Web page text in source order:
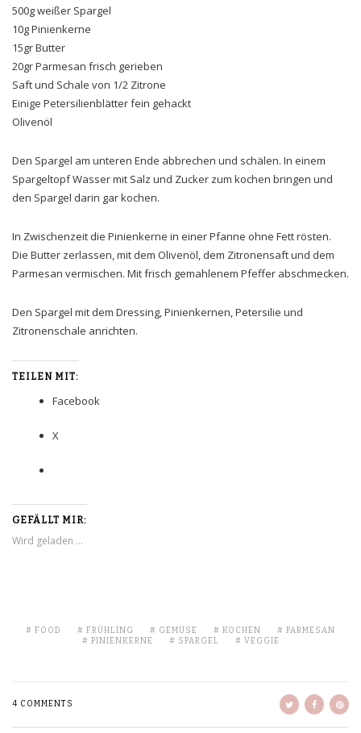
500g weißer Spargel
10g Pinienkerne
15gr Butter
20gr Parmesan frisch gerieben
Saft und Schale von 1/2 Zitrone
Einige Petersilienblätter fein gehackt
Olivenöl
Den Spargel am unteren Ende abbrechen und schälen. In einem
Spargeltopf Wasser mit Salz und Zucker zum kochen bringen und
den Spargel darin gar kochen.
In Zwischenzeit die Pinienkerne in einer Pfanne ohne Fett rösten.
Die Butter zerlassen, mit dem Olivenöl, dem Zitronensaft und dem
Parmesan vermischen. Mit frisch gemahlenem Pfeffer abschmecken.
Den Spargel mit dem Dressing, Pinienkernen, Petersilie und
Zitronenschale anrichten.
TEILEN MIT:
Facebook
X
GEFÄLLT MIR:
Wird geladen …
FOOD FRÜHLING GEMÜSE KOCHEN
PARMESAN
PINIENKERNE
SPARGEL VEGGIE
4 COMMENTS